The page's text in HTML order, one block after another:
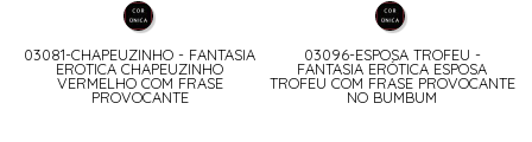
03081-CHAPEUZINHO - FANTASIA
EROTICA CHAPEUZINHO
VERMELHO COM FRASE
PROVOCANTE
03096-ESPOSA TROFEU -
FANTASIA ERÓTICA ESPOSA
TROFEU COM FRASE PROVOCANTE
NO BUMBUM